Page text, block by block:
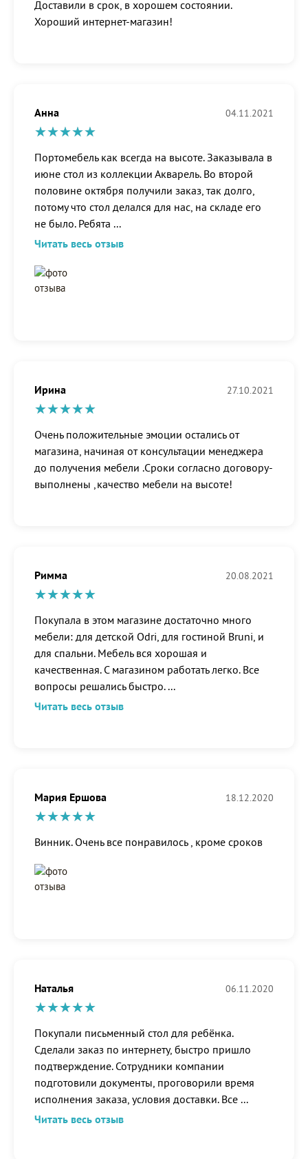
Доставили в срок, в хорошем состоянии.
Хороший интернет-магазин!
Анна 04.11.2021
Портомебель как всегда на высоте. Заказывала в
июне стол из коллекции Акварель. Во второй
половине октября получили заказ, так долго,
потому что стол делался для нас, на складе его
не было. Ребята ...
Читать весь отзыв
Ирина 27.10.2021
Очень положительные эмоции остались от
магазина, начиная от консультации менеджера
до получения мебели .Сроки согласно договору-
выполнены ,качество мебели на высоте!
Римма 20.08.2021
Покупала в этом магазине достаточно много
мебели: для детской Odri, для гостиной Bruni, и
для спальни. Мебель вся хорошая и
качественная. С магазином работать легко. Все
вопросы решались быстро. ...
Читать весь отзыв
Мария Ершова 18.12.2020
Винник. Очень все понравилось , кроме сроков
Наталья 06.11.2020
Покупали письменный стол для ребёнка.
Сделали заказ по интернету, быстро пришло
подтверждение. Сотрудники компании
подготовили документы, проговорили время
исполнения заказа, условия доставки. Все ...
Читать весь отзыв